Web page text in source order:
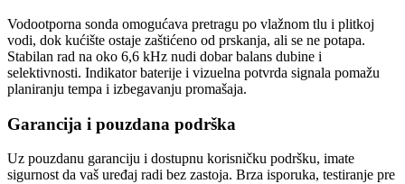
Vodootporna sonda omogućava pretragu po vlažnom tlu i plitkoj
vodi, dok kućište ostaje zaštićeno od prskanja, ali se ne potapa.
Stabilan rad na oko 6,6 kHz nudi dobar balans dubine i
selektivnosti. Indikator baterije i vizuelna potvrda signala pomažu
planiranju tempa i izbegavanju promašaja.
Garancija i pouzdana podrška
Uz pouzdanu garanciju i dostupnu korisničku podršku, imate
sigurnost da vaš uređaj radi bez zastoja. Brza isporuka, testiranje pre